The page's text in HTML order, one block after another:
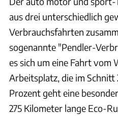
aus drei unterschiedlich
Verbrauchsfahrten
sogenannte "Pendler-
es sich um eine Fahrt vom
Arbeitsplatz, die im Schnitt
Prozent geht eine
275 Kilometer lange Eco-